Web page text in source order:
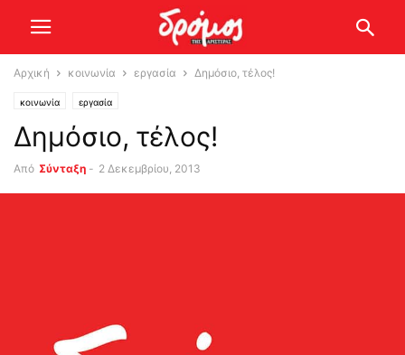
Αρχική κοινωνία εργασία Δημόσιο, τέλος!
κοινωνία εργασία
Δημόσιο, τέλος!
Από Σύνταξη - 2 Δεκεμβρίου, 2013